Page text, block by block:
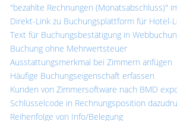
"bezahlte Rechnungen (Monatsabschluss)"
Direkt-Link zu Buchungsplattform für Hotel-
Text für Buchungsbestätigung in
Buchung ohne Mehrwertsteuer
Ausstattungsmerkmal bei Zimmern anfügen
Häufige Buchungseigenschaft erfassen
Kunden von Zimmersoftware nach BMD
Schlüsselcode in Rechnungsposition
Reihenfolge von Info/Belegung